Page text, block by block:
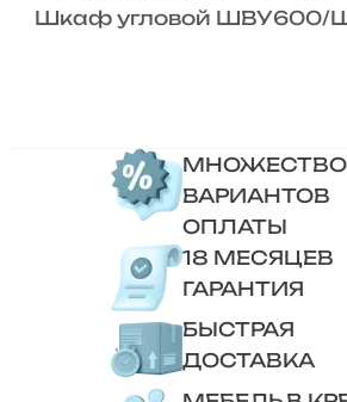
Шкаф угловой ШВУ600/
МНОЖЕСТВО
ВАРИАНТОВ
ОПЛАТЫ
18 МЕСЯЦЕВ
ГАРАНТИЯ
БЫСТРАЯ
ДОСТАВКА